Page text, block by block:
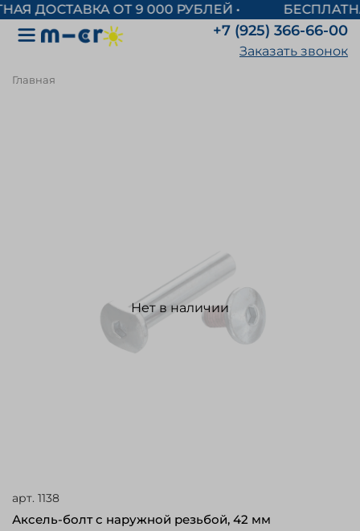
+7 (925) 366-66-00
Заказать звонок
Главная
Нет в наличии
арт. 1138
Аксель-болт с наружной резьбой, 42 мм